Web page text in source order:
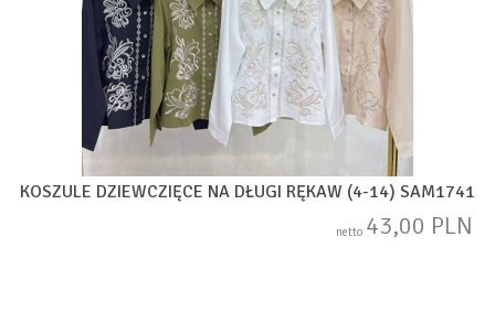
KOSZULE DZIEWCZIĘCE NA DŁUGI RĘKAW (4-14) SAM1741
netto 43,00 PLN